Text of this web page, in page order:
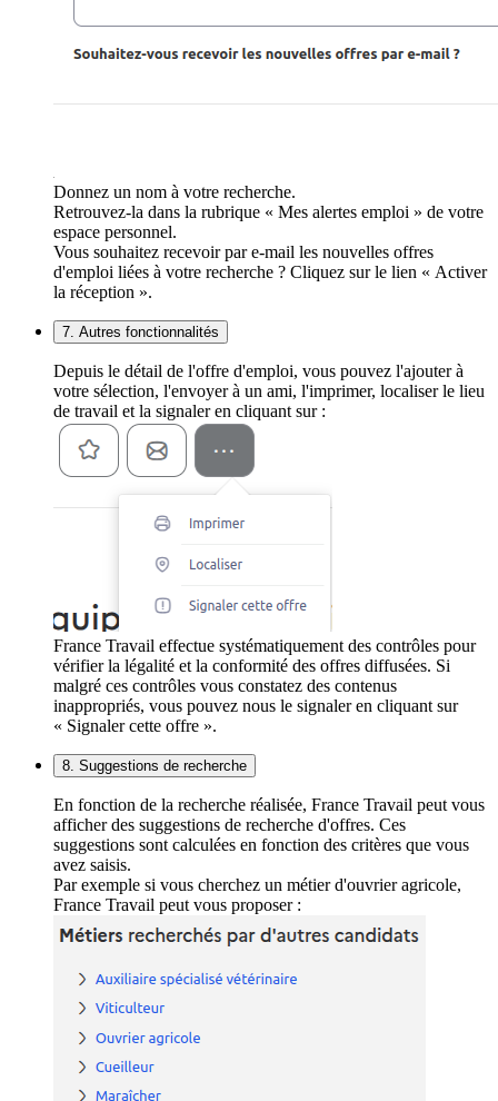
Donnez un nom à votre recherche.
Retrouvez-la dans la rubrique « Mes alertes emploi » de votre
espace personnel.
Vous souhaitez recevoir par e-mail les nouvelles offres
d'emploi liées à votre recherche ? Cliquez sur le lien « Activer
la réception ».
7. Autres fonctionnalités
Depuis le détail de l'offre d'emploi, vous pouvez l'ajouter à
votre sélection, l'envoyer à un ami, l'imprimer, localiser le lieu
de travail et la signaler en cliquant sur :
France Travail effectue systématiquement des contrôles pour
vérifier la légalité et la conformité des offres diffusées. Si
malgré ces contrôles vous constatez des contenus
inappropriés, vous pouvez nous le signaler en cliquant sur
« Signaler cette offre ».
8. Suggestions de recherche
En fonction de la recherche réalisée, France Travail peut vous
afficher des suggestions de recherche d'offres. Ces
suggestions sont calculées en fonction des critères que vous
avez saisis.
Par exemple si vous cherchez un métier d'ouvrier agricole,
France Travail peut vous proposer :